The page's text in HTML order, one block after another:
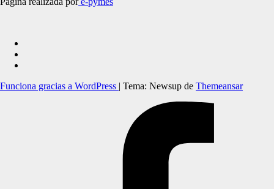
Funciona gracias a WordPress | Tema: Newsup de Themeansar